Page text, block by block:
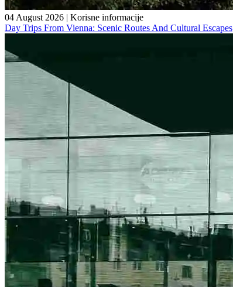
04 August 2026 | Korisne informacije
Day Trips From Vienna: Scenic Routes And Cultural Escapes